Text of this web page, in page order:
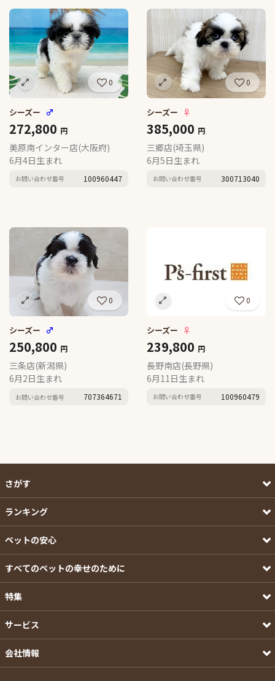
0
シーズー ♂
272,800 円
美原南インター店(大阪府)
6月4日生まれ
お問い合わせ番号 100960447
0
シーズー ♀
385,000 円
三郷店(埼玉県)
6月5日生まれ
お問い合わせ番号 300713040
0
シーズー ♂
250,800 円
三条店(新潟県)
6月2日生まれ
お問い合わせ番号 707364671
0
シーズー ♀
239,800 円
長野南店(長野県)
6月11日生まれ
お問い合わせ番号 100960479
さがす
ランキング
ペットの安心
すべてのペットの幸せのために
特集
サービス
会社情報